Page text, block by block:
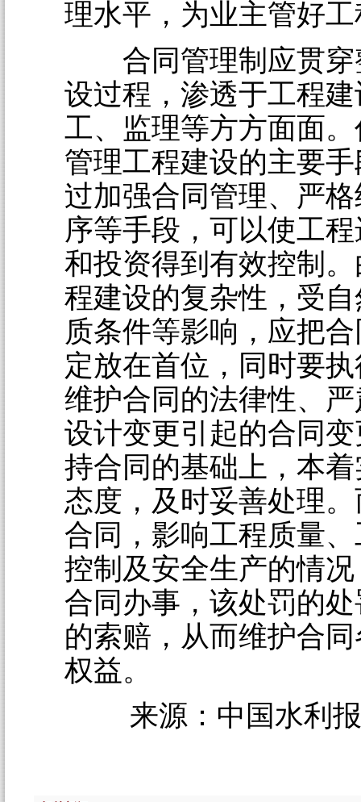
理水平，为业主管好
合同管理制应贯穿
设过程，渗透于工程
工、监理等方方面面
管理工程建设的主要
过加强合同管理、严
序等手段，可以使工
和投资得到有效控制
程建设的复杂性，受
质条件等影响，应把
定放在首位，同时要
维护合同的法律性、
设计变更引起的合同
持合同的基础上，本
态度，及时妥善处理
合同，影响工程质量
控制及安全生产的情
合同办事，该处罚的
的索赔，从而维护合
权益。
来源：中国水利